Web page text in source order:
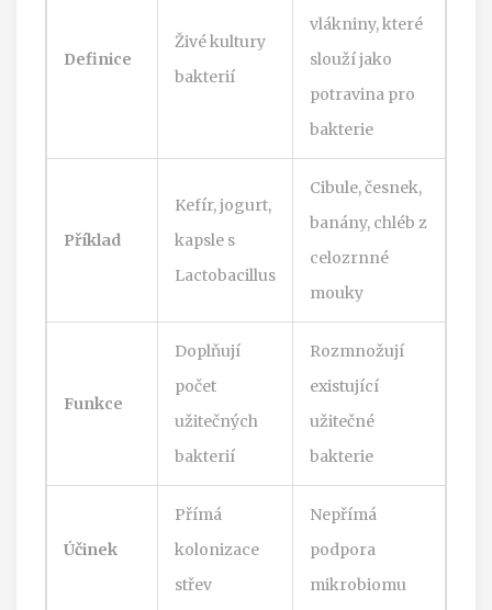
Definice
Živé kultury
bakterií
vlákniny, které
slouží jako
potravina pro
bakterie
Příklad
Kefír, jogurt,
kapsle s
Lactobacillus
Cibule, česnek,
banány, chléb z
celozrnné
mouky
Funkce
Doplňují
počet
užitečných
bakterií
Rozmnožují
existující
užitečné
bakterie
Účinek
Přímá
kolonizace
střev
Nepřímá
podpora
mikrobiomu